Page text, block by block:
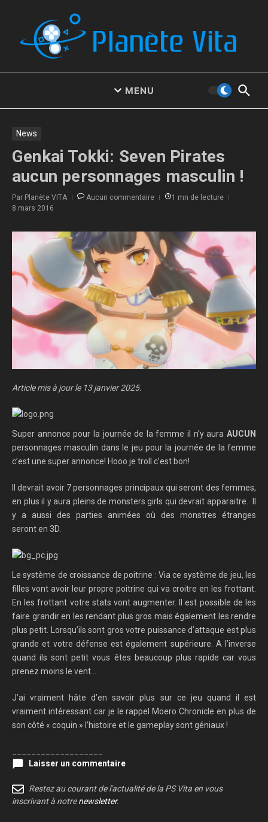
MENU
News
Genkai Tokki: Seven Pirates
aucun personnages masculin !
Par Planète VITA Aucun commentaire
1 mn de lecture
8 mars 2016
Article mis à jour le 13 janvier 2025.
Super annonce pour la journée de la femme il n’y aura AUCUN
personnages masculin dans le jeu pour la journée de la femme
c’est une super annonce! Hooo je troll c’est bon!
Il devrait avoir 7 personnages principaux qui seront des femmes,
en plus il y aura pleins de monsters girls qui devrait apparaitre.
Il
y a aussi des parties animées où des monstres étranges
seront en 3D.
Le système de croissance de poitrine : Via ce système de jeu, les
filles vont avoir leur propre poitrine qui va croitre en les frottant.
En les frottant votre stats vont augmenter. Il est possible de les
faire grandir en les rendant plus gros mais également les rendre
plus petit. Lorsqu’ils sont gros votre puissance d’attaque est plus
grande et votre défense est également supérieure. A l’inverse
quand ils sont petit vous êtes beaucoup plus rapide car vous
prenez moins le vent…
J’ai vraiment hâte d’en savoir plus sur ce jeu quand il est
vraiment intéressant car je le rappel Moero Chronicle en plus de
son côté « coquin » l’histoire et le gameplay sont géniaux !
Laisser un commentaire
Restez au courant de l'actualité de la PS Vita en vous
inscrivant à notrenewsletter.